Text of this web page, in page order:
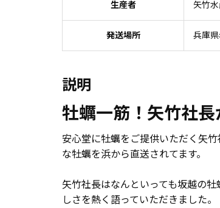
生産者 矢竹
発送場所 兵庫
説明
牡蠣一筋！矢竹社
安心堂に牡蠣をご提供いただく矢
な牡蠣を浜から直送されてます。
矢竹社長はなんといっても坂越の
しさを熱く語っていただきました。